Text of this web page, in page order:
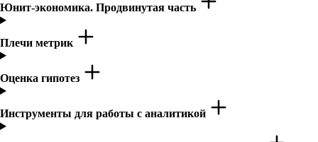
Юнит-экономика. Продвинутая часть
Плечи метрик
Оценка гипотез
Инструменты для работы с аналитикой